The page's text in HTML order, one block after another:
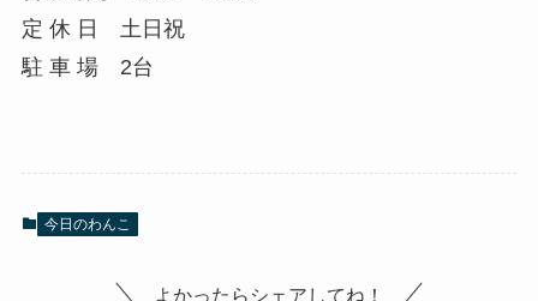
定 休 日 土日祝
駐 車 場 2台
今日のわんこ
よかったらシェアしてね！